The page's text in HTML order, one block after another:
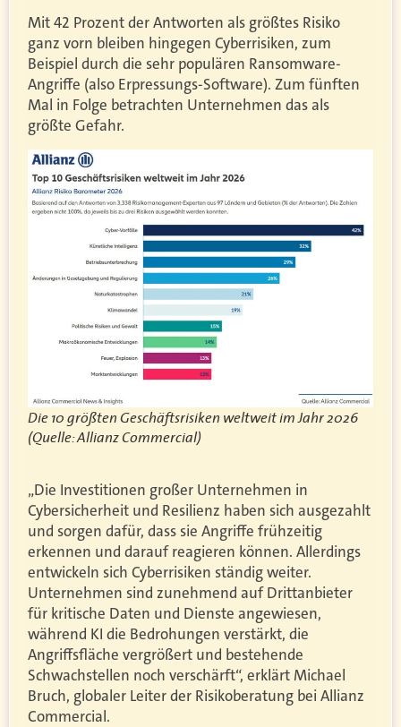
Mit 42 Prozent der Antworten als größtes Risiko
ganz vorn bleiben hingegen Cyberrisiken, zum
Beispiel durch die sehr populären Ransomware-
Angriffe (also Erpressungs-Software). Zum fünften
Mal in Folge betrachten Unternehmen das als
größte Gefahr.
Die 10 größten Geschäftsrisiken weltweit im Jahr 2026
(Quelle: Allianz Commercial)
„Die Investitionen großer Unternehmen in
Cybersicherheit und Resilienz haben sich ausgezahlt
und sorgen dafür, dass sie Angriffe frühzeitig
erkennen und darauf reagieren können. Allerdings
entwickeln sich Cyberrisiken ständig weiter.
Unternehmen sind zunehmend auf Drittanbieter
für kritische Daten und Dienste angewiesen,
während KI die Bedrohungen verstärkt, die
Angriffsfläche vergrößert und bestehende
Schwachstellen noch verschärft“, erklärt Michael
Bruch, globaler Leiter der Risikoberatung bei Allianz
Commercial.